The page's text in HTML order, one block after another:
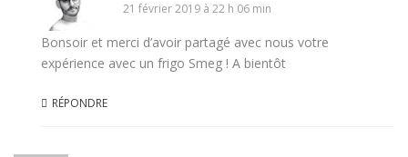
21 février 2019 à 22 h 06 min
Bonsoir et merci d’avoir partagé avec nous votre
expérience avec un frigo Smeg ! A bientôt
RÉPONDRE